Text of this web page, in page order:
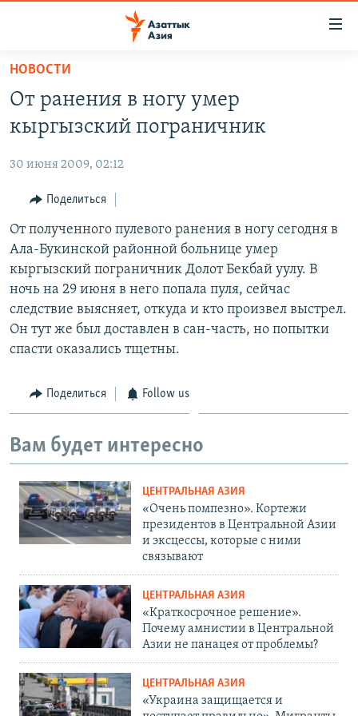
Вернуться
основному
содержанию
Вернутся
навигации
Вернутся
поиску
КАЗАХСТАН
УЗБЕКИСТАН
ТАДЖИКИСТАН
НОВОСТИ
ВОЙНА В УКРАИНЕ
НА ДРУГИХ ЯЗЫКАХ
ҚАЗАҚША
КЫРГЫЗЧА
ЎЗБЕКЧА
ТОҶИКӢ
TÜRKMENÇE
Все сайты РСЕ/РС
НОВОСТИ
От ранения в ногу умер
кыргызский пограничник
30 июня 2009, 02:12
Поделиться
От полученного пулевого ранения в ногу сегодня в
Ала-Букинской районной больнице умер
кыргызский пограничник Долот Бекбай уулу. В
ночь на 29 июня в него попала пуля, сейчас
следствие выясняет, откуда и кто произвел выстрел.
Он тут же был доставлен в сан-часть, но попытки
спасти оказались тщетны.
Поделиться Follow us
Вам будет интересно
ЦЕНТРАЛЬНАЯ АЗИЯ
«Очень помпезно». Кортежи
президентов в Центральной Азии
и эксцессы, которые с ними
связывают
ЦЕНТРАЛЬНАЯ АЗИЯ
«Краткосрочное решение».
Почему амнистии в Центральной
Азии не панацея от проблемы?
ЦЕНТРАЛЬНАЯ АЗИЯ
«Украина защищается и